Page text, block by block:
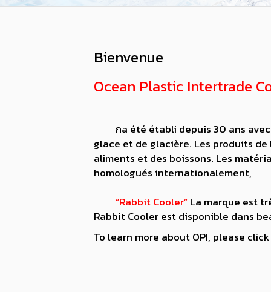
Bienvenue
Ocean Plastic Intertrade
กa été établi depuis 30 ans avec
glace et de glacière. Les produits
aliments et des boissons. Les
homologués internationalement,
“Rabbit Cooler”La marque est
Rabbit Cooler est disponible dans
To learn more about OPI, please click